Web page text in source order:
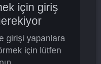
için giriş
girişi yapanlara
için lütfen